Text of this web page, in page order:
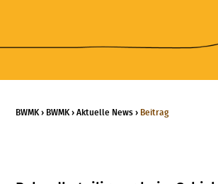
BWMK › BWMK ›Aktuelle News › Beitrag